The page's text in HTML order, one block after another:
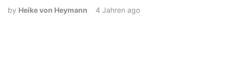
by Heike von Heymann 4 Jahren ago